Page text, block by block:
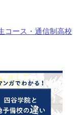
コース・通信制高校